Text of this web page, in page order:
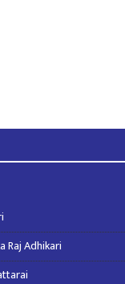
Raj Adhikari